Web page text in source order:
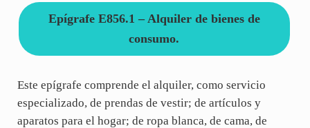
Epígrafe E856.1 – Alquiler de bienes de
consumo.
Este epígrafe comprende el alquiler, como servicio
especializado, de prendas de vestir; de artículos y
aparatos para el hogar; de ropa blanca, de cama, de